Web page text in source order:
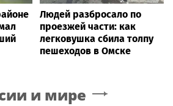
Людей разбросало по
проезжей части: как
легковушка сбила толпу
пешеходов в Омске
и мире